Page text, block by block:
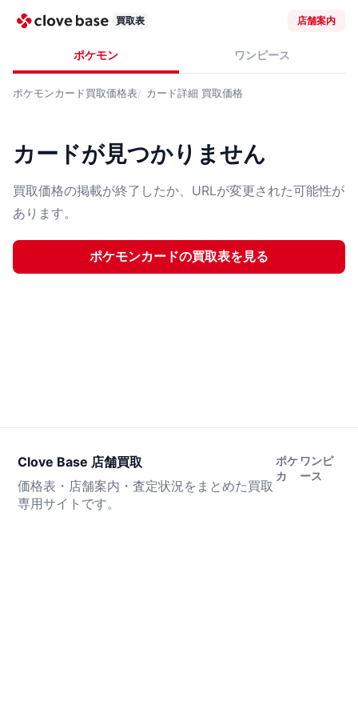
買取表 店舗案内
ポケモン ワンピース
ポケモンカード買取価格表 カード詳細 買取価格
カードが見つかりません
買取価格の掲載が終了したか、URLが変更された可能性が
あります。
ポケモンカードの買取表を見る
Clove Base 店舗買取
価格表・店舗案内・査定状況をまとめた買取
専用サイトです。
ポケ
カ
ワンピ
ース